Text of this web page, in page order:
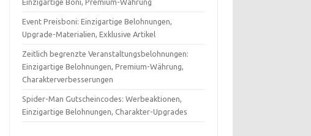
Einzigartige Boni, Premium-Währung
Event Preisboni: Einzigartige Belohnungen,
Upgrade-Materialien, Exklusive Artikel
Zeitlich begrenzte Veranstaltungsbelohnungen:
Einzigartige Belohnungen, Premium-Währung,
Charakterverbesserungen
Spider-Man Gutscheincodes: Werbeaktionen,
Einzigartige Belohnungen, Charakter-Upgrades